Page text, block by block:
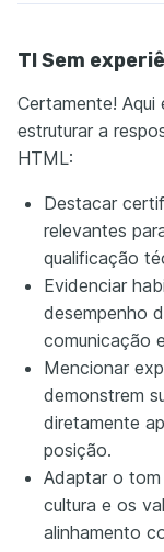
TI Sem
Certamente!
estruturar a
HTML:
Destacar
relevantes
qualificação
Evidenciar
desempenho
comunicação
Mencionar
demonstrem
diretamente
posição.
Adaptar o
cultura e os
alinhamento